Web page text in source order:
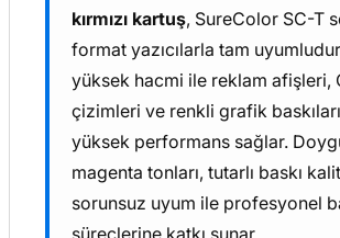
kırmızı kartuş, SureColor SC-T
format yazıcılarla tam
yüksek hacmi ile reklam afişleri,
çizimleri ve renkli grafik
yüksek performans sağlar.
magenta tonları, tutarlı baskı
sorunsuz uyum ile profesyonel
süreçlerine katkı sunar.